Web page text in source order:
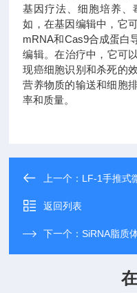
基因疗法、细胞培养、
如，在基因编辑中，它
mRNA和Cas9合成蛋白
编辑。在治疗中，它可
现癌细胞识别和杀死的
营养物质的输送和细胞
率和质量。
上一个： LF-1手推式
返回列表
下一个：SiRNA脂质